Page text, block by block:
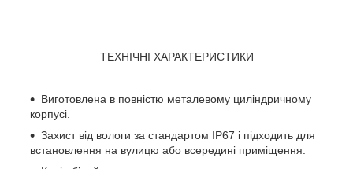
ТЕХНІЧНІ ХАРАКТЕРИСТИКИ
Виготовлена в повністю металевому циліндричному
корпусі.
Захист від вологи за стандартом IP67 і підходить для
встановлення на вулицю або всередині приміщення.